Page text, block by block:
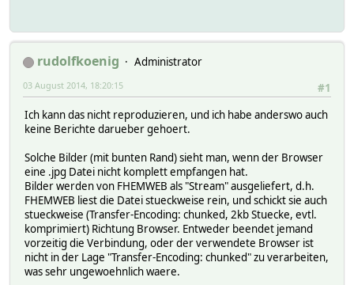
rudolfkoenig
Administrator
#1
03 August 2014, 18:20:15
Ich kann das nicht reproduzieren, und ich habe anderswo auch
keine Berichte darueber gehoert.
Solche Bilder (mit bunten Rand) sieht man, wenn der Browser
eine .jpg Datei nicht komplett empfangen hat.
Bilder werden von FHEMWEB als "Stream" ausgeliefert, d.h.
FHEMWEB liest die Datei stueckweise rein, und schickt sie auch
stueckweise (Transfer-Encoding: chunked, 2kb Stuecke, evtl.
komprimiert) Richtung Browser. Entweder beendet jemand
vorzeitig die Verbindung, oder der verwendete Browser ist
nicht in der Lage "Transfer-Encoding: chunked" zu verarbeiten,
was sehr ungewoehnlich waere.